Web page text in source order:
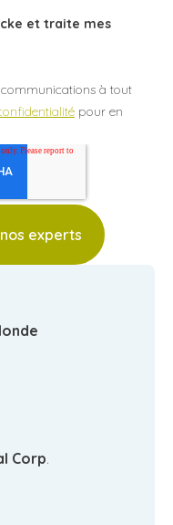
et traite mes
à tout
pour en
Corp.